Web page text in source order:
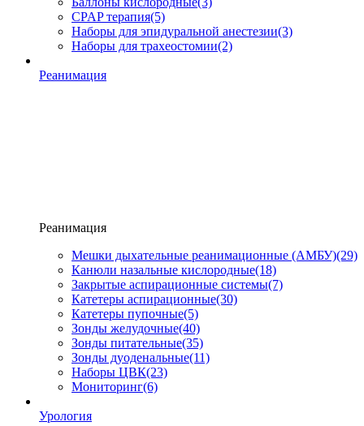
CPAP терапия(5)
Наборы для эпидуральной анестезии(3)
Наборы для трахеостомии(2)
Реанимация
Реанимация
Мешки дыхательные реанимационные (АМБУ)(29)
Канюли назальные кислородные(18)
Закрытые аспирационные системы(7)
Катетеры аспирационные(30)
Катетеры пупочные(5)
Зонды желудочные(40)
Зонды питательные(35)
Зонды дуоденальные(11)
Наборы ЦВК(23)
Мониторинг(6)
Урология